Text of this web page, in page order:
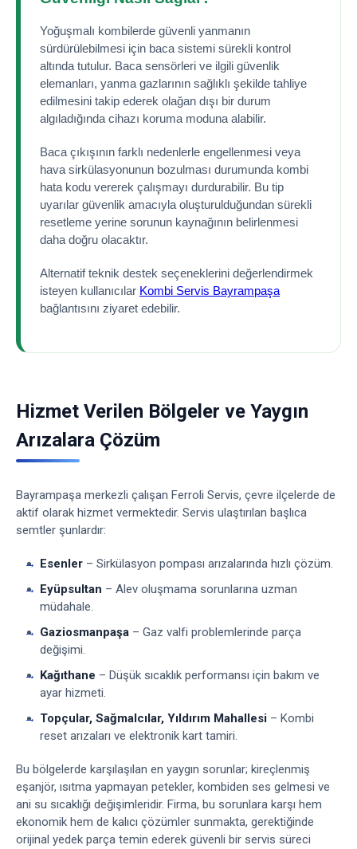
Yoğuşmalı kombilerde güvenli yanmanın
sürdürülebilmesi için baca sistemi sürekli kontrol
altında tutulur. Baca sensörleri ve ilgili güvenlik
elemanları, yanma gazlarının sağlıklı şekilde tahliye
edilmesini takip ederek olağan dışı bir durum
algıladığında cihazı koruma moduna alabilir.
Baca çıkışının farklı nedenlerle engellenmesi veya
hava sirkülasyonunun bozulması durumunda kombi
hata kodu vererek çalışmayı durdurabilir. Bu tip
uyarılar güvenlik amacıyla oluşturulduğundan sürekli
resetleme yerine sorunun kaynağının belirlenmesi
daha doğru olacaktır.
Alternatif teknik destek seçeneklerini değerlendirmek
isteyen kullanıcılar Kombi Servis Bayrampaşa
bağlantısını ziyaret edebilir.
Hizmet Verilen Bölgeler ve Yaygın
Arızalara Çözüm
Bayrampaşa merkezli çalışan Ferroli Servis, çevre ilçelerde de
aktif olarak hizmet vermektedir. Servis ulaştırılan başlıca
semtler şunlardır:
Esenler – Sirkülasyon pompası arızalarında hızlı çözüm.
Eyüpsultan – Alev oluşmama sorunlarına uzman
müdahale.
Gaziosmanpaşa – Gaz valfi problemlerinde parça
değişimi.
Kağıthane – Düşük sıcaklık performansı için bakım ve
ayar hizmeti.
Topçular, Sağmalcılar, Yıldırım Mahallesi – Kombi
reset arızaları ve elektronik kart tamiri.
Bu bölgelerde karşılaşılan en yaygın sorunlar; kireçlenmiş
eşanjör, ısıtma yapmayan petekler, kombiden ses gelmesi ve
ani su sıcaklığı değişimleridir. Firma, bu sorunlara karşı hem
ekonomik hem de kalıcı çözümler sunmakta, gerektiğinde
orijinal yedek parça temin ederek güvenli bir servis süreci